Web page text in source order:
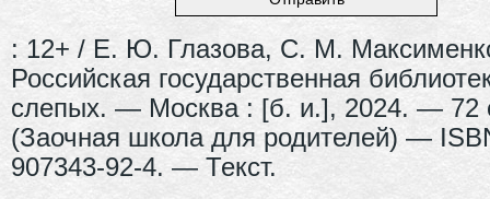
: 12+ / Е. Ю. Глазова, С. М.
Российская государственная
слепых. — Москва : [б. и.], 2024. —
(Заочная школа для родителей) —
907343-92-4. — Текст.